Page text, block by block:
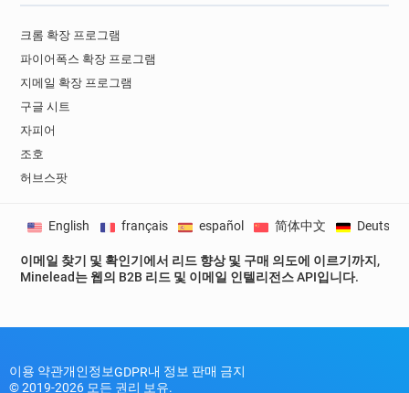
크롬 확장 프로그램
파이어폭스 확장 프로그램
지메일 확장 프로그램
구글 시트
자피어
조호
허브스팟
이메일 찾기 및 확인기에서 리드 향상 및 구매 의도에 이르기까지,
Minelead는 웹의 B2B 리드 및 이메일 인텔리전스 API입니다.
English français español 简体中文 Deutsch
이용 약관개인정보GDPR내 정보 판매 금지
© 2019-2026 모든 권리 보유.